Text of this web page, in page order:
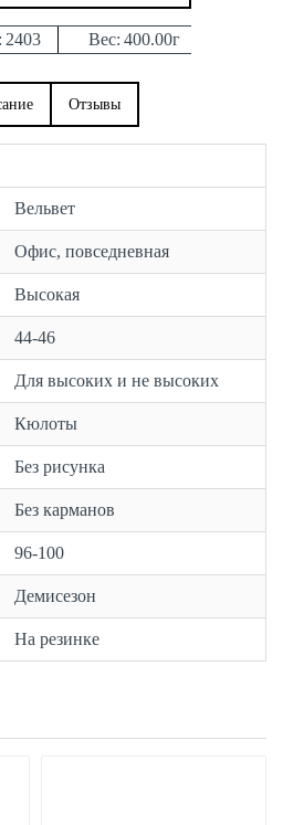
2403 Вес: 400.00г
Отзывы
Вельвет
Офис, повседневная
Высокая
44-46
Для высоких и не высоких
Кюлоты
Без рисунка
Без карманов
96-100
Демисезон
На резинке